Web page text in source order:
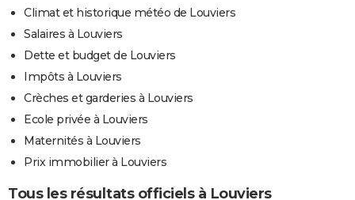
Climat et historique météo de Louviers
Salaires à Louviers
Dette et budget de Louviers
Impôts à Louviers
Crèches et garderies à Louviers
Ecole privée à Louviers
Maternités à Louviers
Prix immobilier à Louviers
Tous les résultats officiels à Louviers